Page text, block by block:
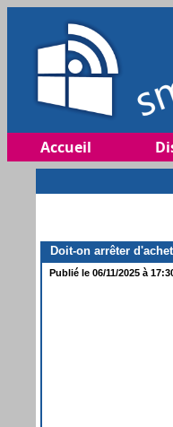
Accueil
Doit-on arrêter
Publié le 06/11/2025 à